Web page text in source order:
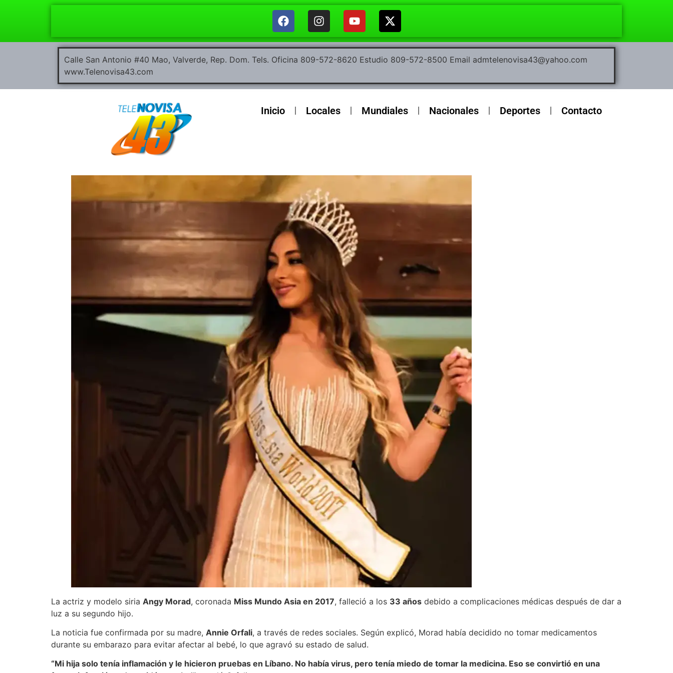
Calle San Antonio #40 Mao, Valverde, Rep. Dom. Tels. Oficina 809-572-8620 Estudio 809-572-8500 Email admtelenovisa43@yahoo.com
www.Telenovisa43.com
Inicio Locales Mundiales Nacionales Deportes Contacto
La actriz y modelo siria Angy Morad, coronada Miss Mundo Asia en 2017, falleció a los 33 años debido a complicaciones médicas después de dar a
luz a su segundo hijo.
La noticia fue confirmada por su madre, Annie Orfali, a través de redes sociales. Según explicó, Morad había decidido no tomar medicamentos
durante su embarazo para evitar afectar al bebé, lo que agravó su estado de salud.
“Mi hija solo tenía inflamación y le hicieron pruebas en Líbano. No había virus, pero tenía miedo de tomar la medicina. Eso se convirtió en una